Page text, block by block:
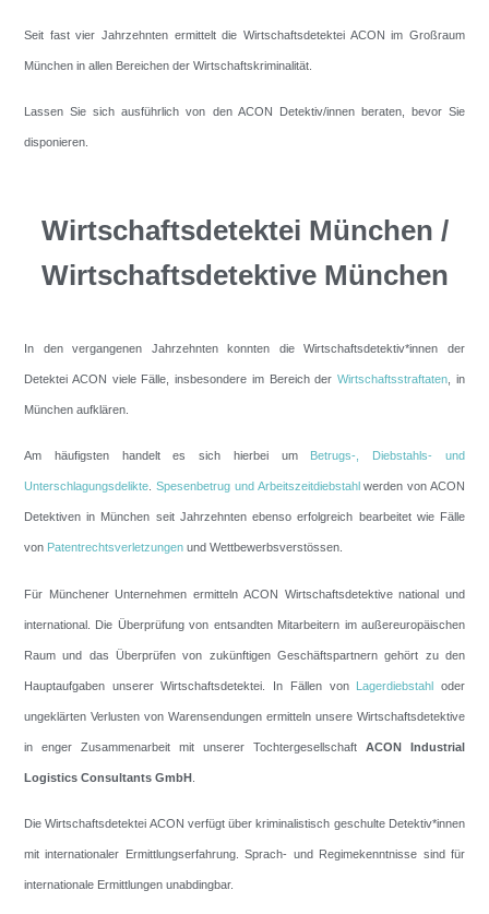
Seit fast vier Jahrzehnten ermittelt die Wirtschaftsdetektei ACON im Großraum
München in allen Bereichen der Wirtschaftskriminalität.
Lassen Sie sich ausführlich von den ACON Detektiv/innen beraten, bevor Sie
disponieren.
Wirtschaftsdetektei München /
Wirtschaftsdetektive München
In den vergangenen Jahrzehnten konnten die Wirtschaftsdetektiv*innen der
Detektei ACON viele Fälle, insbesondere im Bereich derWirtschaftsstraftaten , in
München aufklären.
Am häufigsten handelt es sich hierbei um Betrugs-, Diebstahls- und
Unterschlagungsdelikte Spesenbetrug und Arbeitszeitdiebstahl werden von ACON
Detektiven in München seit Jahrzehnten ebenso erfolgreich bearbeitet wie Fälle
von Patentrechtsverletzungen und Wettbewerbsverstössen.
Für Münchener Unternehmen ermitteln ACON Wirtschaftsdetektive national und
international. Die Überprüfung von entsandten Mitarbeitern im außereuropäischen
Raum und das Überprüfen von zukünftigen Geschäftspartnern gehört zu den
Hauptaufgaben unserer Wirtschaftsdetektei. In Fällen von Lagerdiebstahloder
ungeklärten Verlusten von Warensendungen ermitteln unsere Wirtschaftsdetektive
in enger Zusammenarbeit mit unserer Tochtergesellschaft ACON Industrial
Logistics Consultants GmbH
Die Wirtschaftsdetektei ACON verfügt über kriminalistisch geschulte Detektiv*innen
mit internationaler Ermittlungserfahrung. Sprach- und Regimekenntnisse sind für
internationale Ermittlungen unabdingbar.